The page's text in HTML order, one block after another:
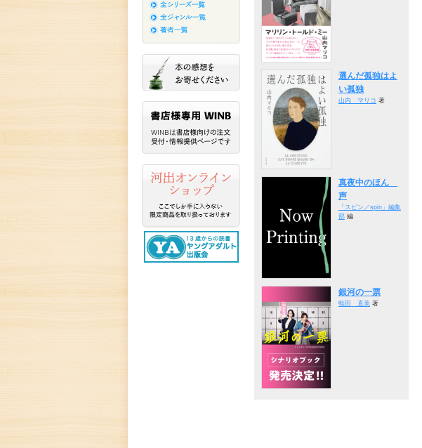
選んだ孤独はよ
い孤独
山内 マリコ 著
真夜中のほん
声
「スピン／spin」編集
部 編
銀河の一票
蛭田 直美 著